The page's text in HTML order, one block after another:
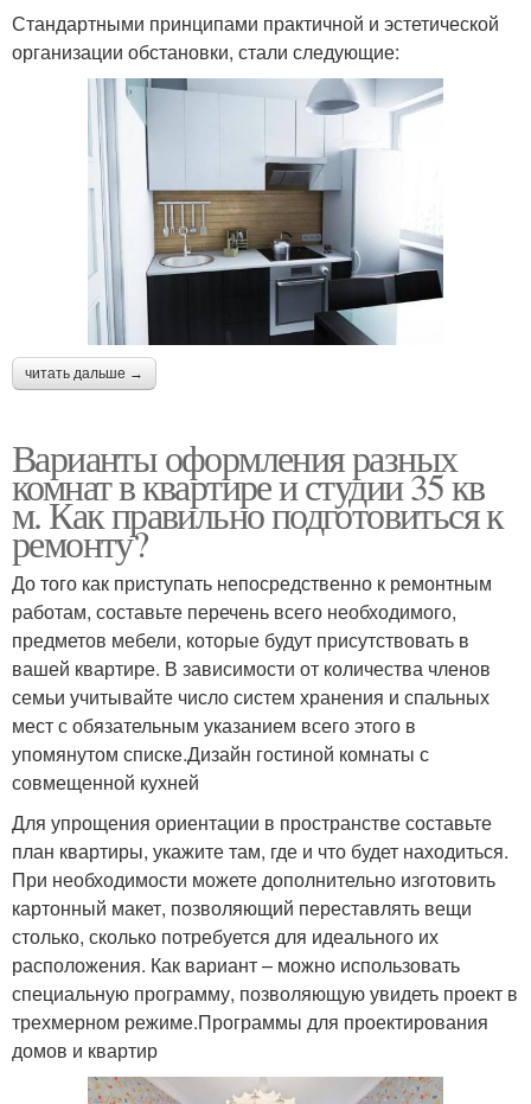
Стандартными принципами практичной и эстетической
организации обстановки, стали следующие:
читать дальше →
Варианты оформления разных
комнат в квартире и студии 35 кв
м. Как правильно подготовиться к
ремонту?
До того как приступать непосредственно к ремонтным
работам, составьте перечень всего необходимого,
предметов мебели, которые будут присутствовать в
вашей квартире. В зависимости от количества членов
семьи учитывайте число систем хранения и спальных
мест с обязательным указанием всего этого в
упомянутом списке.Дизайн гостиной комнаты с
совмещенной кухней
Для упрощения ориентации в пространстве составьте
план квартиры, укажите там, где и что будет находиться.
При необходимости можете дополнительно изготовить
картонный макет, позволяющий переставлять вещи
столько, сколько потребуется для идеального их
расположения. Как вариант – можно использовать
специальную программу, позволяющую увидеть проект в
трехмерном режиме.Программы для проектирования
домов и квартир